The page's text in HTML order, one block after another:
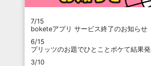
7/15
boketeアプリ サービス終了のお知らせ
6/15
プリッツのお題でひとことボケて結果
3/10